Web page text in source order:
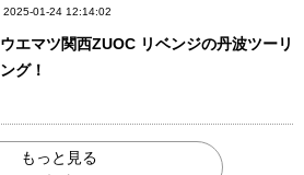
2025-01-24 12:14:02
ウエマツ関西ZUOC リベンジの丹波ツーリ
ング！
もっと見る